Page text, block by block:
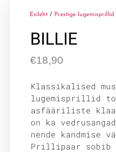
Esileht / Prestige lugemisprillid
BILLIE
€18,90
Klassikalised
lugemisprillid
asfääriliste
on ka
nende kandmise
Prillipaar sobib